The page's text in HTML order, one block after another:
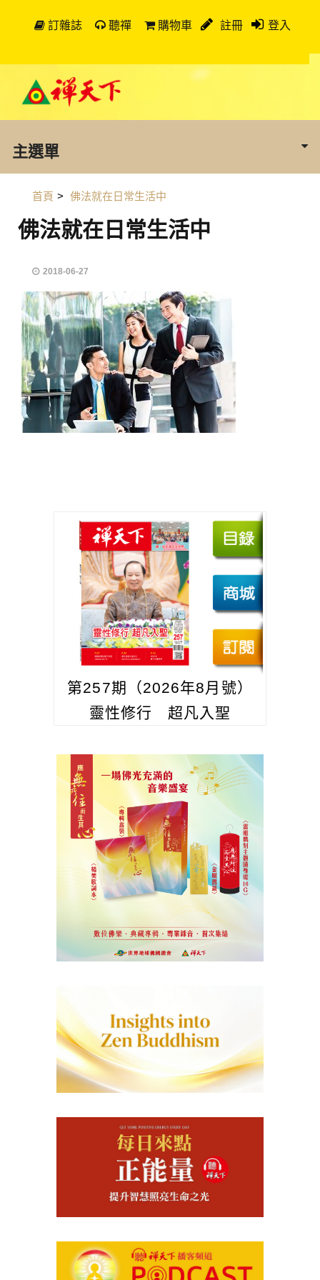
訂雜誌 聽禪 購物車 註冊 登入
主選單
首頁 > 佛法就在日常生活中
佛法就在日常生活中
2018-06-27
第257期（2026年8月號）
靈性修行 超凡入聖